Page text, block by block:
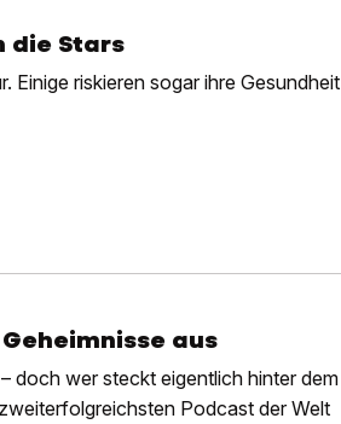
die Stars
Einige riskieren sogar ihre Gesundheit
aus
doch wer steckt eigentlich hinter dem
Podcast der Welt